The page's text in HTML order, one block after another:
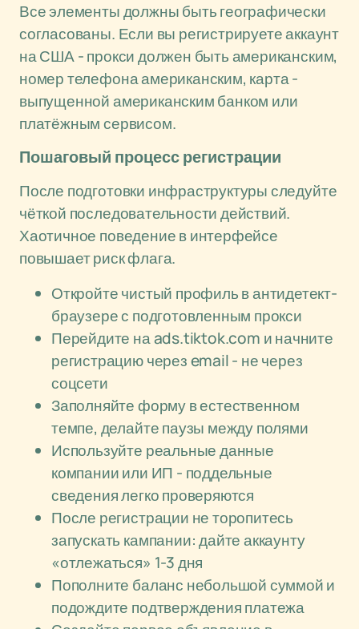
Все элементы должны быть географически
согласованы. Если вы регистрируете аккаунт
на США - прокси должен быть американским,
номер телефона американским, карта -
выпущенной американским банком или
платёжным сервисом.
Пошаговый процесс регистрации
После подготовки инфраструктуры следуйте
чёткой последовательности действий.
Хаотичное поведение в интерфейсе
повышает риск флага.
Откройте чистый профиль в антидетект-
браузере с подготовленным прокси
Перейдите на ads.tiktok.com и начните
регистрацию через email - не через
соцсети
Заполняйте форму в естественном
темпе, делайте паузы между полями
Используйте реальные данные
компании или ИП - поддельные
сведения легко проверяются
После регистрации не торопитесь
запускать кампании: дайте аккаунту
«отлежаться» 1-3 дня
Пополните баланс небольшой суммой и
подождите подтверждения платежа